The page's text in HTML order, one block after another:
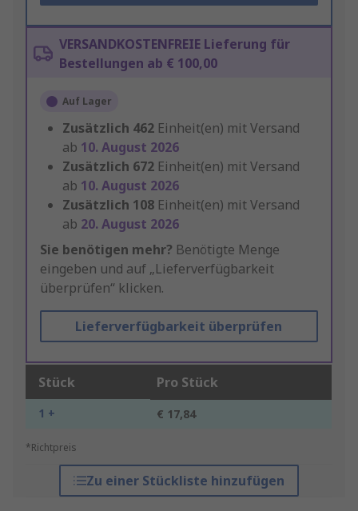
VERSANDKOSTENFREIE Lieferung für
Bestellungen ab € 100,00
Auf Lager
Zusätzlich 462 Einheit(en) mit Versand
ab 10. August 2026
Zusätzlich 672 Einheit(en) mit Versand
ab 10. August 2026
Zusätzlich 108 Einheit(en) mit Versand
ab 20. August 2026
Sie benötigen mehr? Benötigte Menge
eingeben und auf „Lieferverfügbarkeit
überprüfen“ klicken.
Lieferverfügbarkeit überprüfen
Stück Pro Stück
1 + € 17,84
*Richtpreis
Zu einer Stückliste hinzufügen